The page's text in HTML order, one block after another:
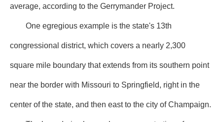
average, according to the Gerrymander Project.
One egregious example is the state's 13th
congressional district, which covers a nearly 2,300
square mile boundary that extends from its southern point
near the border with Missouri to Springfield, right in the
center of the state, and then east to the city of Champaign.